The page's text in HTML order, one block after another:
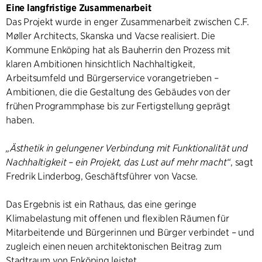
Eine langfristige Zusammenarbeit
Das Projekt wurde in enger Zusammenarbeit zwischen C.F.
Møller Architects, Skanska und Vacse realisiert. Die
Kommune Enköping hat als Bauherrin den Prozess mit
klaren Ambitionen hinsichtlich Nachhaltigkeit,
Arbeitsumfeld und Bürgerservice vorangetrieben –
Ambitionen, die die Gestaltung des Gebäudes von der
frühen Programmphase bis zur Fertigstellung geprägt
haben.
„Ästhetik in gelungener Verbindung mit Funktionalität und
Nachhaltigkeit – ein Projekt, das Lust auf mehr macht“, sagt
Fredrik Linderbog, Geschäftsführer von Vacse.
Das Ergebnis ist ein Rathaus, das eine geringe
Klimabelastung mit offenen und flexiblen Räumen für
Mitarbeitende und Bürgerinnen und Bürger verbindet – und
zugleich einen neuen architektonischen Beitrag zum